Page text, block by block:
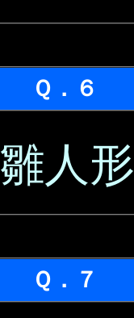
Ｑ．６
雛人形
Ｑ．７